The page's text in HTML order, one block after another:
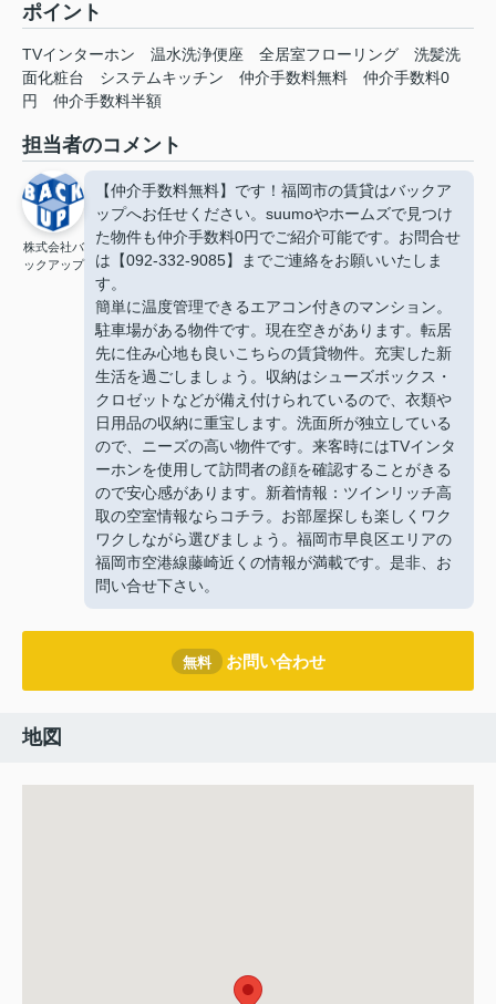
ポイント
TVインターホン 温水洗浄便座 全居室フローリング
洗髪洗
面化粧台
システムキッチン 仲介手数料無料
仲介手数料0
円
仲介手数料半額
担当者のコメント
株式会社バ
ックアップ
【仲介手数料無料】です！福岡市の賃貸はバックア
ップへお任せください。suumoやホームズで見つけ
た物件も仲介手数料0円でご紹介可能です。お問合せ
は【092-332-9085】までご連絡をお願いいたしま
す。
簡単に温度管理できるエアコン付きのマンション。
駐車場がある物件です。現在空きがあります。転居
先に住み心地も良いこちらの賃貸物件。充実した新
生活を過ごしましょう。収納はシューズボックス・
クロゼットなどが備え付けられているので、衣類や
日用品の収納に重宝します。洗面所が独立している
ので、ニーズの高い物件です。来客時にはTVインタ
ーホンを使用して訪問者の顔を確認することがきる
ので安心感があります。新着情報：ツインリッチ高
取の空室情報ならコチラ。お部屋探しも楽しくワク
ワクしながら選びましょう。福岡市早良区エリアの
福岡市空港線藤崎近くの情報が満載です。是非、お
問い合せ下さい。
無料 お問い合わせ
地図